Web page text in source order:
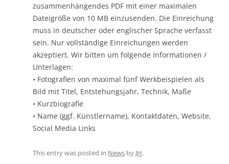
zusammenhängendes PDF mit einer maximalen
Dateigröße von 10 MB einzusenden. Die Einreichung
muss in deutscher oder englischer Sprache verfasst
sein. Nur vollständige Einreichungen werden
akzeptiert. Wir bitten um folgende Informationen /
Unterlagen:
• Fotografien von maximal fünf Werkbeispielen als
Bild mit Titel, Entstehungsjahr, Technik, Maße
• Kurzbiografie
• Name (ggf. Künstlername), Kontaktdaten, Website,
Social Media Links
This entry was posted in News by JH.